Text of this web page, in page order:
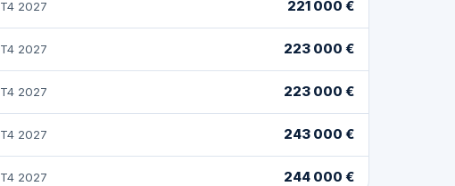
T4 2027 221 000 €
T4 2027 223 000 €
T4 2027 223 000 €
T4 2027 243 000 €
T4 2027 244 000 €